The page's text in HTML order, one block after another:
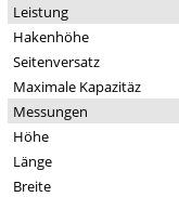
Leistung
Hakenhöhe
Seitenversatz
Maximale Kapazitäz
Messungen
Höhe
Länge
Breite